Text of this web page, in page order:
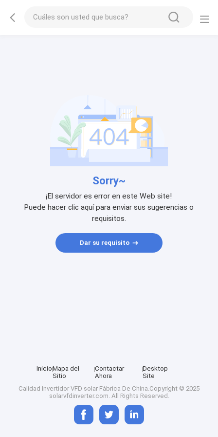
Sorry~
¡El servidor es error en este Web site!
Puede hacer clic aquí para enviar sus sugerencias o
requisitos.
Dar su requisito
InicioMapa del
Sitio
Contactar
Ahora
Desktop
Site
Calidad Invertidor VFD solar Fábrica De China.Copyright © 2025
solarvfdinverter.com. All Rights Reserved.